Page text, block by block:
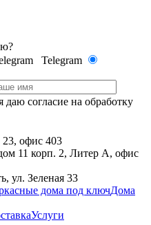
Telegram
согласие на обработку
офис 403
11 корп. 2, Литер А, офис
ул. Зеленая 33
дома под ключДома
Услуги